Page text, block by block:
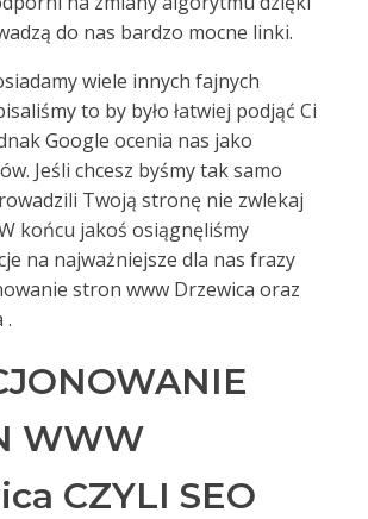
do nas bardzo mocne linki.
wiele innych fajnych
to by było łatwiej podjąć Ci
Google ocenia nas jako
Jeśli chcesz byśmy tak samo
Twoją stronę nie zwlekaj
końcu jakoś osiągnęliśmy
na najważniejsze dla nas frazy
stron www Drzewica oraz
.
WWW
CZYLI SEO